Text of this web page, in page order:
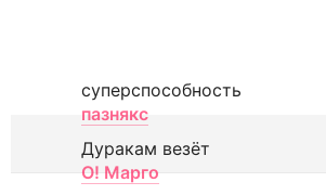
суперспособность
пазнякс
Дуракам везёт
О! Марго